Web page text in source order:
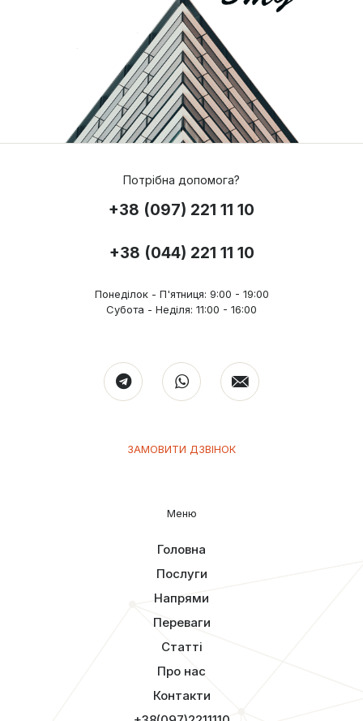
Потрібна допомога?
+38 (097) 221 11 10
+38 (044) 221 11 10
Понеділок - П'ятниця: 9:00 - 19:00
Субота - Неділя: 11:00 - 16:00
ЗАМОВИТИ ДЗВІНОК
Меню
Головна
Послуги
Напрями
Переваги
Статті
Про нас
Контакти